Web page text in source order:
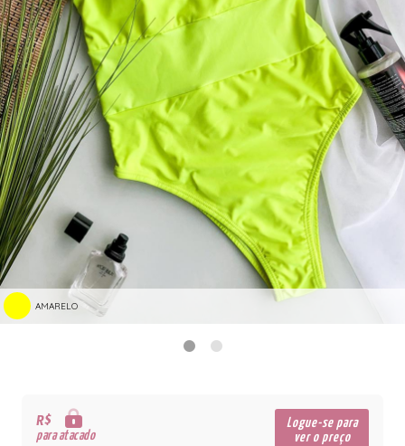
AMARELO
R$
para atacado
Logue-se para
ver o preço